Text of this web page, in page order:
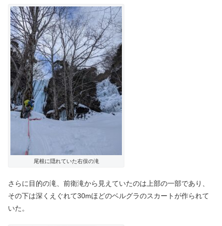
尾根に隠れていた右俣の滝
さらに目的の滝、前衛滝から見えていたのは上部の一部であり、
その下は深くえぐれて30mほどのベルグラのスカートが作られて
いた。